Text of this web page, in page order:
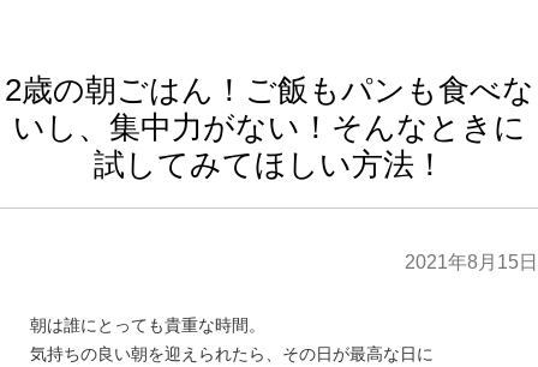
2歳の朝ごはん！ご飯もパンも食べな
いし、集中力がない！そんなときに
試してみてほしい方法！
2021年8月15日
朝は誰にとっても貴重な時間。
気持ちの良い朝を迎えられたら、その日が最高な日に